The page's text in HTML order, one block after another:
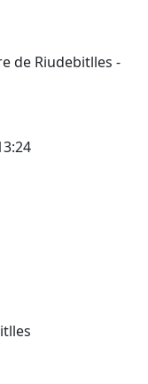
de Riudebitlles -